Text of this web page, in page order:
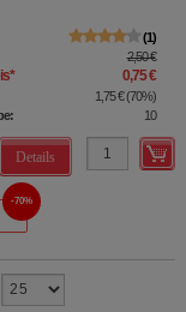
1
2,50 €
* 0,75 €
1,75 €(70%)
10
Details
70%